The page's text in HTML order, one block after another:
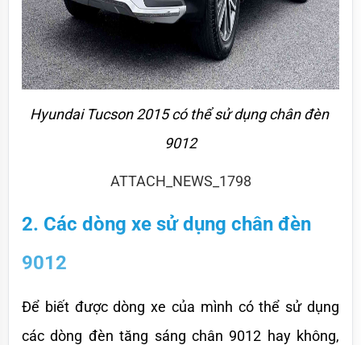
Hyundai Tucson 2015 có thể sử dụng chân đèn
9012
ATTACH_NEWS_1798
2. Các dòng xe sử dụng chân đèn
9012
Để biết được dòng xe của mình có thể sử dụng
các dòng đèn tăng sáng chân 9012 hay không,